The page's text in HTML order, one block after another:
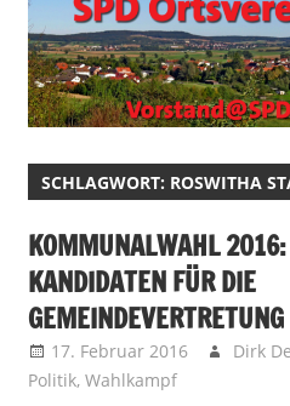
SCHLAGWORT: ROSWITHA
KOMMUNALWAHL
KANDIDATEN FÜR DIE
GEMEINDEVERTRETUNG
17. Februar 2016 Dirk
Politik, Wahlkampf